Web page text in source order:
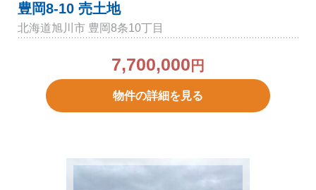
豊岡8-10 売土地
北海道旭川市 豊岡8条10丁目
7,700,000 円
物件の詳細を見る